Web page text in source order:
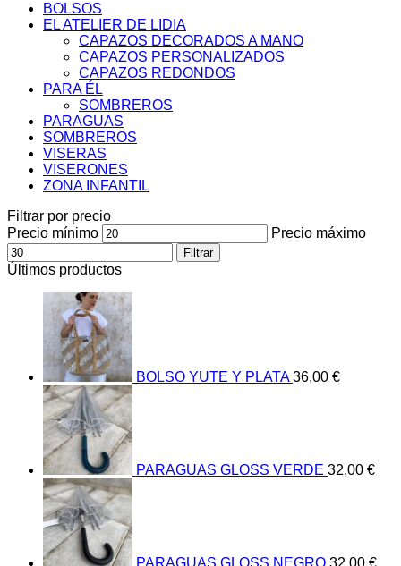
BOLSOS
EL ATELIER DE LIDIA
CAPAZOS DECORADOS A MANO
CAPAZOS PERSONALIZADOS
CAPAZOS REDONDOS
PARA ÉL
SOMBREROS
PARAGUAS
SOMBREROS
VISERAS
VISERONES
ZONA INFANTIL
Filtrar por precio
Precio mínimo
Precio máximo
Filtrar
Últimos productos
BOLSO YUTE Y PLATA 36,00 €
PARAGUAS GLOSS VERDE 32,00 €